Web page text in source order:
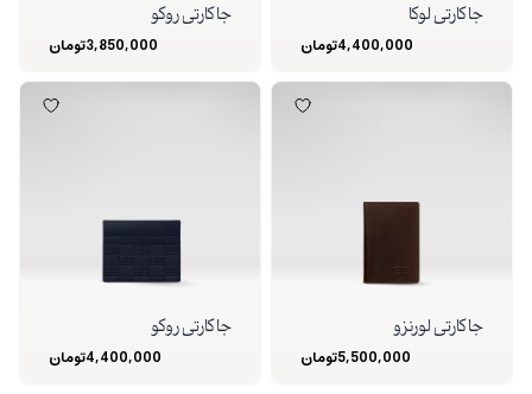
جا کارتی لوکا
4,400,000تومان
جا کارتی روکو
3,850,000تومان
جا کارتی لورنزو
5,500,000تومان
جا کارتی روکو
4,400,000تومان